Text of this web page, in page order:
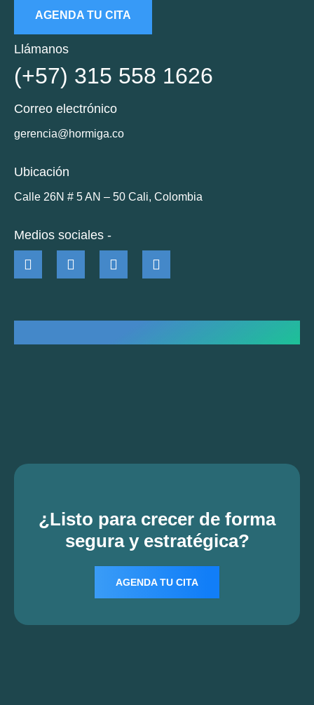
AGENDA TU CITA
Llámanos
(+57) 315 558 1626
Correo electrónico
gerencia@hormiga.co
Ubicación
Calle 26N # 5 AN – 50 Cali, Colombia
Medios sociales -
¿Listo para crecer de forma
segura y estratégica?
AGENDA TU CITA